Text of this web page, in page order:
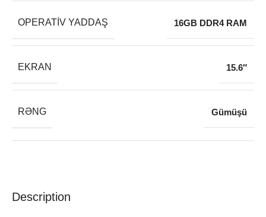
Description
OPERATIV YADDAŞ 16GB DDR4 RAM
EKRAN 15.6″
RƏNG Gümüşü